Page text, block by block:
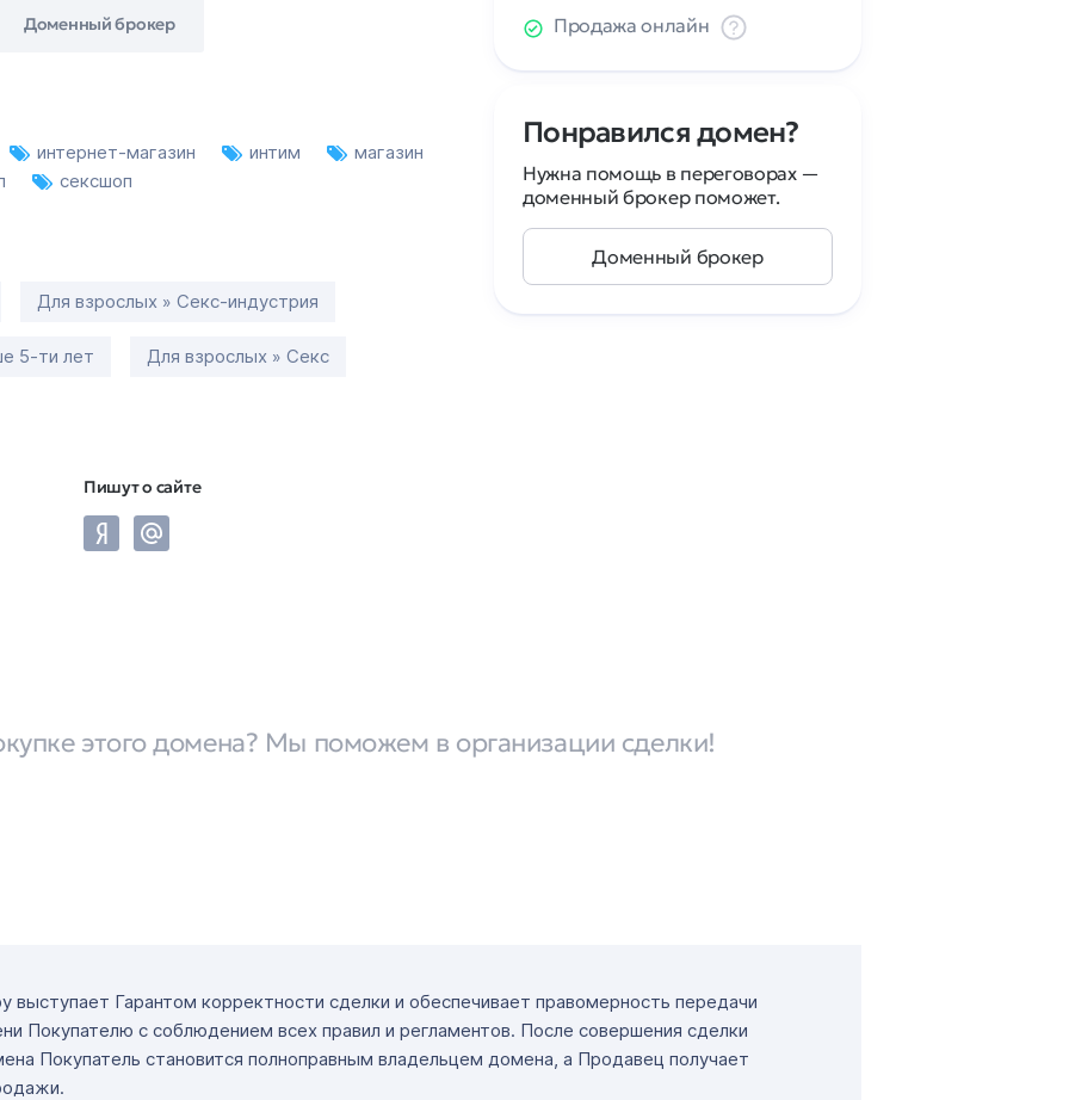
Доменный брокер
интернет-магазин интим
магазин
сексшоп
Для взрослых » Секс-индустрия
5-ти лет Для взрослых » Секс
Пишут о сайте
Продажа онлайн
Понравился домен?
Нужна помощь в переговорах —
доменный брокер поможет.
Доменный брокер
этого домена? Мы поможем в организации сделки!
выступает Гарантом корректности сделки и обеспечивает правомерность передачи
Покупателю с соблюдением всех правил и регламентов. После совершения сделки
Покупатель становится полноправным владельцем домена, а Продавец получает